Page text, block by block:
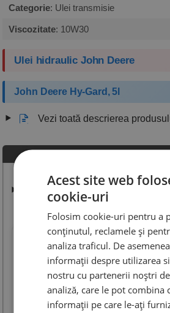
Categorie: Ulei transmisie
Viscozitate: 10W30
Ulei hidraulic John Deere
John Deere Hy-Gard, 5l
Vezi toată descrierea
Vezi coduri echivalente și
Pentru Distribuitori Ulei
Ulei
Acest site web
cookie-uri
Folosim cookie-uri pentru a
conținutul, reclamele și
analiza traficul. De
informații despre utilizarea
nostru cu partenerii noștri
analiză, care le pot combina
informații pe care le-ați